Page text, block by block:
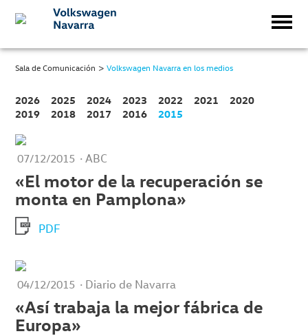
Sala de Comunicación >Volkswagen Navarra en los medios
2026 2025 2024 2023 2022 2021
2020
2019
2018 2017 2016 2015
07/12/2015 · ABC
«El motor de la recuperación se
monta en Pamplona»
PDF
04/12/2015 · Diario de Navarra
«Así trabaja la mejor fábrica de
Europa»